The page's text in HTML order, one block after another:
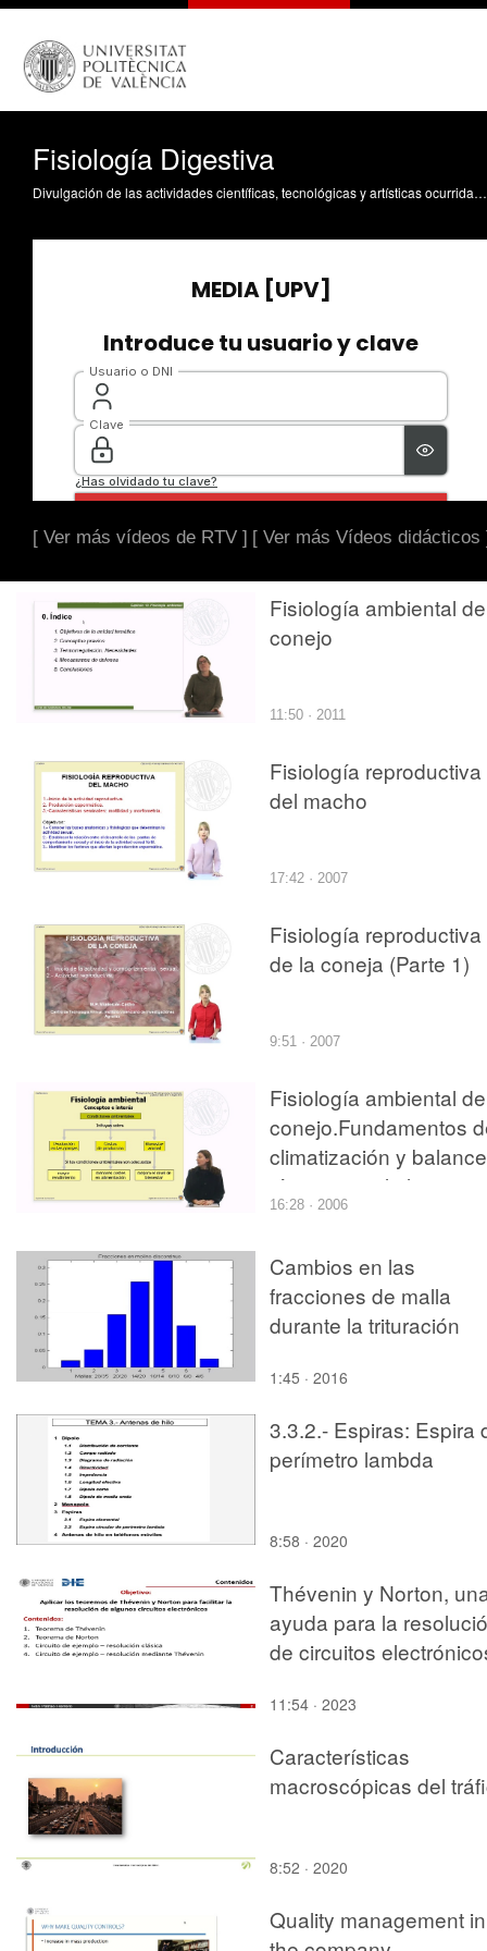
Fisiología Digestiva
Divulgación de las actividades científicas, tecnológicas y artísticas ocurridas en los tres campus de la UPV
[ Ver más vídeos de RTV ] [ Ver más Vídeos didácticos
Fisiología ambiental
conejo
11:50 · 2011
Fisiología reproductiva
del macho
17:42 · 2007
Fisiología reproductiva
de la coneja (Parte 1)
9:51 · 2007
Fisiología ambiental
conejo.Fundamentos
climatización y balance
térmico en el
16:28 · 2006
Cambios en las
fracciones de malla
durante la trituración
1:45 · 2016
3.3.2.- Espiras: Espira
perímetro lambda
8:58 · 2020
Thévenin y Norton,
ayuda para la
de circuitos
11:54 · 2023
Características
macroscópicas del
8:52 · 2020
Quality management in